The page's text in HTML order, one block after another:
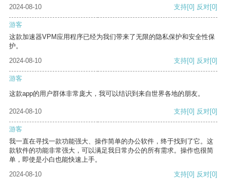
2024-08-10 支持[0] 反对[0]
游客
这款加速器VPM应用程序已经为我们带来了无限的隐私保护和安全性保
护。
2024-08-10
支持[0] 反对[0]
游客
这款app的用户群体非常庞大，我可以结识到来自世界各地的朋友。
2024-08-10 支持[0] 反对[0]
游客
我一直在寻找一款功能强大、操作简单的办公软件，终于找到了它。这
款软件的功能非常强大，可以满足我日常办公的所有需求。操作也很简
单，即使是小白也能快速上手。
2024-08-10
支持[0] 反对[0]